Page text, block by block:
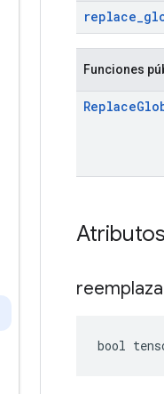
replace_
Funciones
Replace
bool